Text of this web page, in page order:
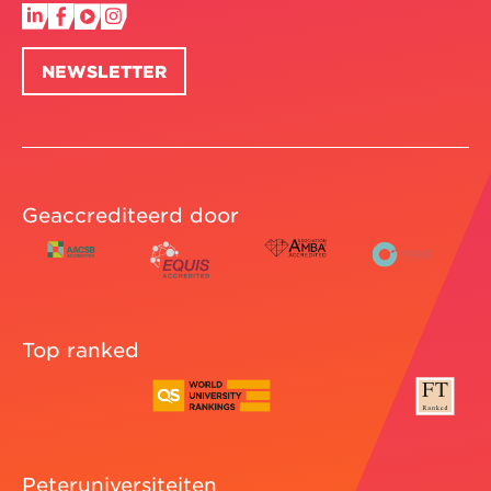
Module 5: Optioneel — Transfer en
verkoop van een familiebedrijf
Snap hoe je conflicten kunt vermijden
structuur opzet
Onderzoek of private equity een optie is
Weet aan wie je jouw bedrijf verkoopt — en
Doorgrond opvolging en estate planning en
begrijp de fiscale gevolgen van
familieoverdracht
Verken vermogensbeheer op lange termijn
Module 6: Feedback van experts op jouw
NEWSLETTER
Geaccrediteerd door
Top ranked
Peteruniversiteiten